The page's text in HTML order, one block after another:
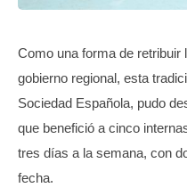
Como una forma de retribuir
gobierno regional, esta
Sociedad Española, pudo
que benefició a cinco
tres días a la semana, con
fecha.